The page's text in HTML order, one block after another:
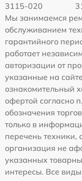
3115-020
Мы занимаемся
обслуживанием
гарантийного
работает
авторизации от
указанные на
ознакомительный
офертой согласно
обозначения
только в
перечень
организация не
указанных
интересы. Все